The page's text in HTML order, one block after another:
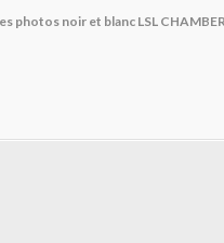
photos noir et blanc LSL